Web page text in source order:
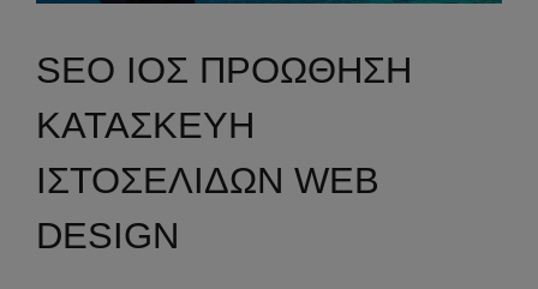
SEO ΙΟΣ ΠΡΟΩΘΗΣΗ
ΚΑΤΑΣΚΕΥΗ
ΙΣΤΟΣΕΛΙΔΩΝ WEB
DESIGN